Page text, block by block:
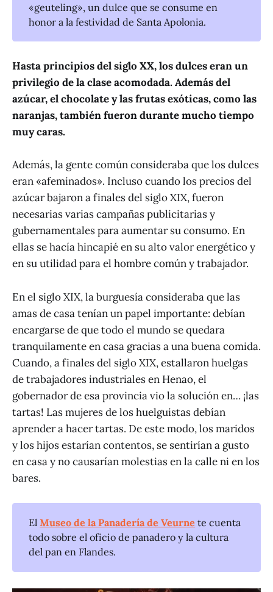
«geuteling», un dulce que se consume en
honor a la festividad de Santa Apolonia.
Hasta principios del siglo XX, los dulces eran un
privilegio de la clase acomodada. Además del
azúcar, el chocolate y las frutas exóticas, como las
naranjas, también fueron durante mucho tiempo
muy caras.
Además, la gente común consideraba que los dulces
eran «afeminados». Incluso cuando los precios del
azúcar bajaron a finales del siglo XIX, fueron
necesarias varias campañas publicitarias y
gubernamentales para aumentar su consumo. En
ellas se hacía hincapié en su alto valor energético y
en su utilidad para el hombre común y trabajador.
En el siglo XIX, la burguesía consideraba que las
amas de casa tenían un papel importante: debían
encargarse de que todo el mundo se quedara
tranquilamente en casa gracias a una buena comida.
Cuando, a finales del siglo XIX, estallaron huelgas
de trabajadores industriales en Henao, el
gobernador de esa provincia vio la solución en… ¡las
tartas! Las mujeres de los huelguistas debían
aprender a hacer tartas. De este modo, los maridos
y los hijos estarían contentos, se sentirían a gusto
en casa y no causarían molestias en la calle ni en los
bares.
ElMuseo de la Panadería de Veurne te cuenta
todo sobre el oficio de panadero y la cultura
del pan en Flandes.